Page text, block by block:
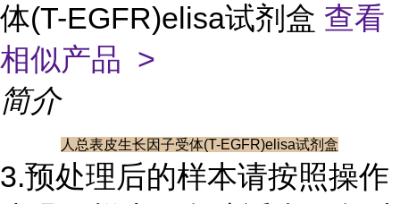
体(T-EGFR)elisa试剂盒 查看
相似产品 >
简介
人总表皮生长因子受体(T-EGFR)elisa试剂盒
3.预处理后的样本请按照操作